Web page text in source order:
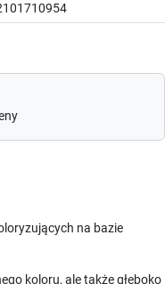
na bazie
koloru, ale także głęboko